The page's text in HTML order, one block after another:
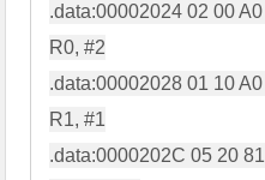
.data:00002024 02 00 A0
R0, #2
.data:00002028 01 10 A0
R1, #1
.data:0000202C 05 20